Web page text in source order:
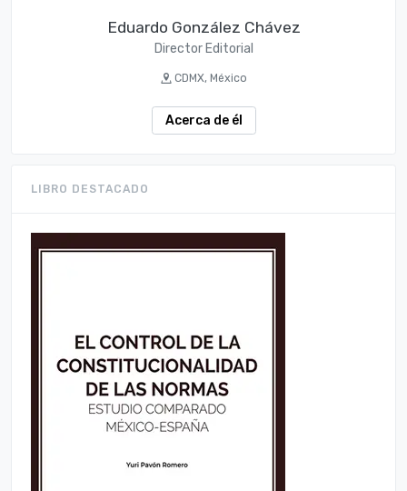
Eduardo González Chávez
Director Editorial
CDMX, México
Acerca de él
LIBRO DESTACADO